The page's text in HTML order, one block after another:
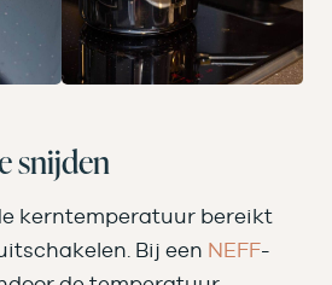
snijden
kerntemperatuur bereikt
Bij een NEFF-